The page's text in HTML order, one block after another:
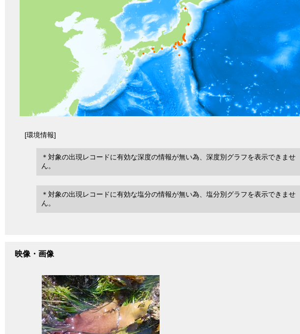
[環境情報]
＊対象の出現レコードに有効な深度の情報が無い為、深度別グラフを表示できませ
ん。
＊対象の出現レコードに有効な塩分の情報が無い為、塩分別グラフを表示できませ
ん。
映像・画像